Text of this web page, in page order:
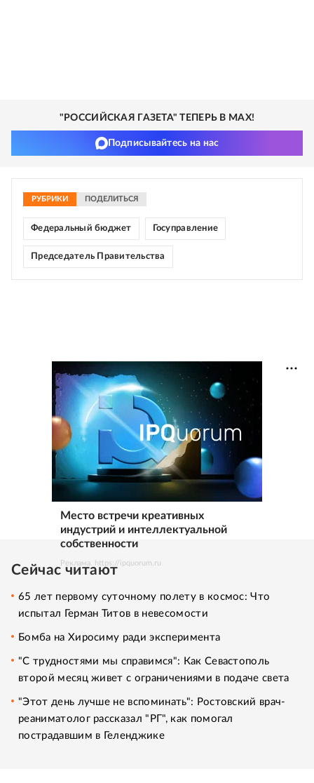
"РОССИЙСКАЯ ГАЗЕТА" ТЕПЕРЬ В MAX!
Подписывайтесь на нас
РУБРИКИ ПОДЕЛИТЬСЯ
Федеральный бюджет Госуправление
Председатель Правительства
Место встречи креативных
индустрий и интеллектуальной
собственности
Реклама. https://ipquorum.ru
Сейчас читают
65 лет первому суточному полету в космос: Что
испытал Герман Титов в невесомости
Бомба на Хиросиму ради эксперимента
"С трудностями мы справимся": Как Севастополь
второй месяц живет с ограничениями в подаче света
"Этот день лучше не вспоминать": Ростовский врач-
реаниматолог рассказал "РГ", как помогал
пострадавшим в Геленджике